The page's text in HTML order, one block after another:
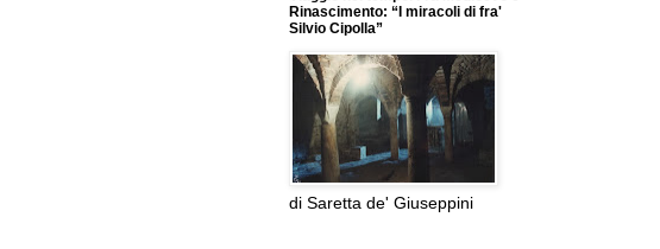
Rinascimento: “I miracoli di fra'
Silvio Cipolla”
di Saretta de' Giuseppini